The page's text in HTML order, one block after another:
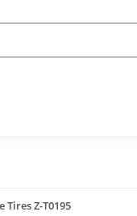
Tires Z-T0195